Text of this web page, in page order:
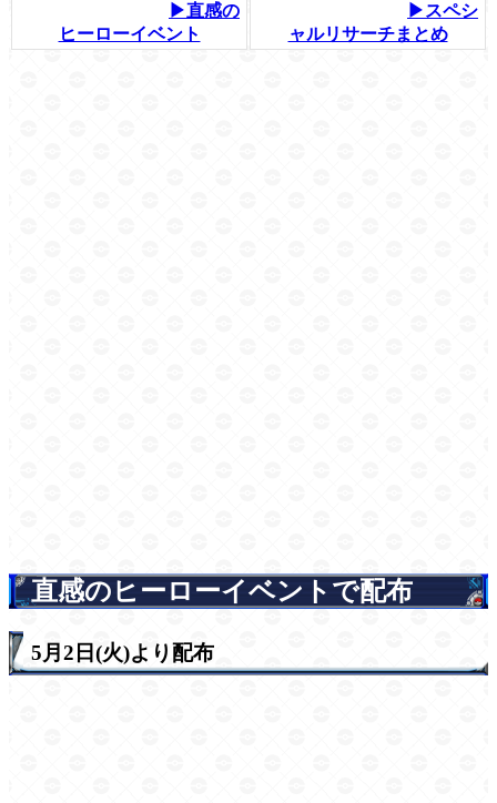
▶直感の
ヒーローイベント
▶スペシ
ャルリサーチまとめ
直感のヒーローイベントで配布
5月2日(火)より配布